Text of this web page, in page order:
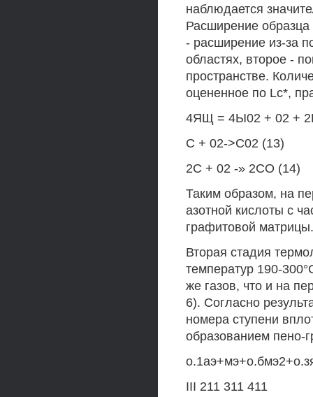
наблюдается
Расширение
- расширение из-за
областях, второе -
пространстве.
оцененное по Lc*,
4ЯЩ = 4Ы02 + 02 +
С + 02->С02 (13)
2С + 02 -» 2СО (14)
Таким образом, на
азотной кислоты с
графитовой матрицы.
Вторая стадия
температур 190-
же газов, что и на
6). Согласно
номера ступени
образованием пено-
III 211 311 411